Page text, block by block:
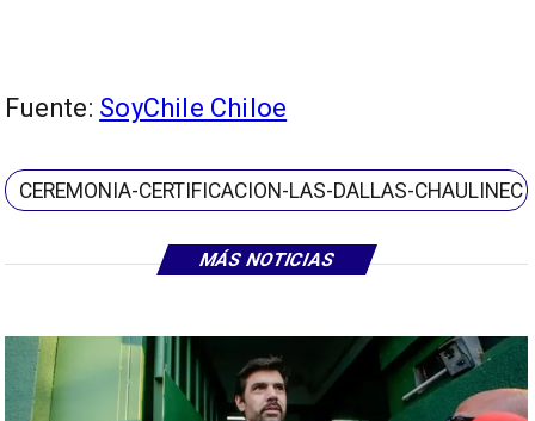
MÁS NOTICIAS
Fuente: SoyChile Chiloe
CEREMONIA-CERTIFICACION-LAS-DALLAS-CHAULINEC